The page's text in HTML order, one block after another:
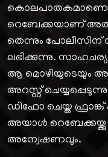
റെബേക്കയാണ് അത്
തെന്നും പോലീസിന്
ലഭിക്കുന്നു.
ആ മൊഴിയുടെയും
അറസ്റ്റ്
ഡിഫോ ചെയ്ത ഫ്രാങ്ക്
അയാൾ റെബേക്കയ്ക്കു
അന്വേഷണവും.